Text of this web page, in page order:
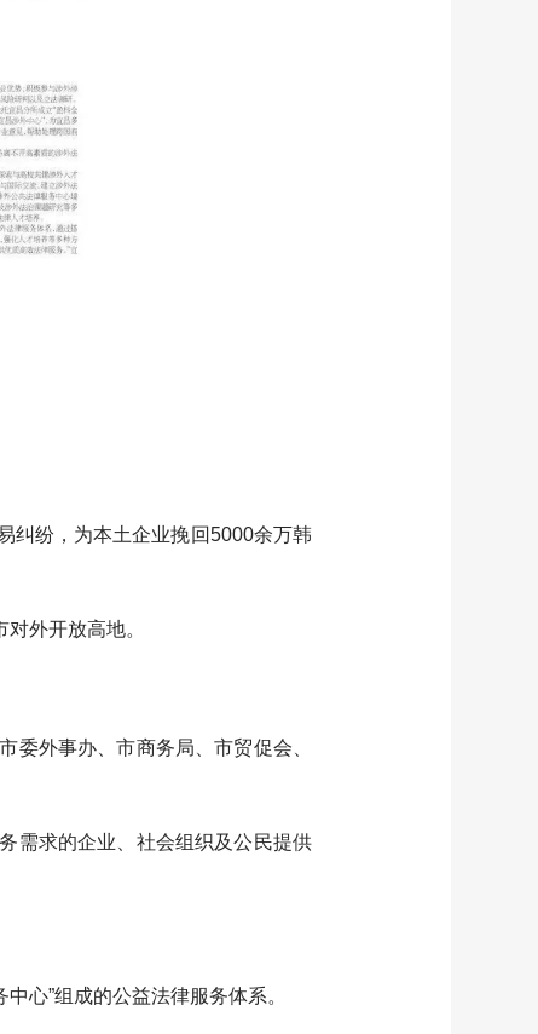
纷，为本土企业挽回5000余万韩
外开放高地。
外事办、市商务局、市贸促会、
需求的企业、社会组织及公民提供
心”组成的公益法律服务体系。